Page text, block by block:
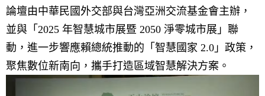
論壇由中華民國外交部與台灣亞洲交流基金會主辦，
並與「2025 年智慧城市展暨 2050 淨零城市展」聯
動，進一步響應賴總統推動的「智慧國家 2.0」政策，
聚焦數位新南向，攜手打造區域智慧解決方案。